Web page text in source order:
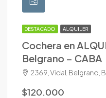
DESTACADO ALQUILER
Cochera en
Belgrano – CABA
2369, Vidal, Belgrano, Buenos Aires, Comuna
$120.000